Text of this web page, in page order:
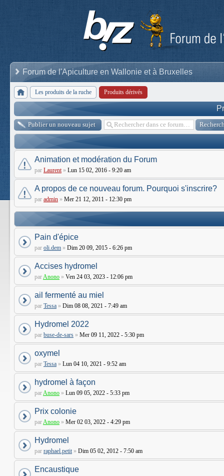
Forum de l'Apiculture en Wallonie et à Bruxelles
Les produits de la ruche Produits dérivés
Publier un nouveau sujet
Animation et modération du Forum
par Laurent » Lun 15 02, 2016 - 9:20 am
A propos de ce nouveau forum. Pourquoi s'inscrire?
par admin » Mer 21 12, 2011 - 12:30 pm
Pain d'épice
par oli.dem » Dim 20 09, 2015 - 6:26 pm
Accises hydromel
parAnono » Ven 24 03, 2023 - 12:06 pm
ail fermenté au miel
par Tessa » Dim 08 08, 2021 - 7:49 am
Hydromel 2022
par buse-de-sars » Mer 09 11, 2022 - 5:30 pm
oxymel
par Tessa » Lun 04 10, 2021 - 9:52 am
hydromel à façon
parAnono » Lun 09 05, 2022 - 5:33 pm
Prix colonie
parAnono » Mer 02 03, 2022 - 4:29 pm
Hydromel
par raphael.petit » Dim 05 02, 2012 - 7:50 am
Encaustique